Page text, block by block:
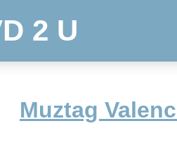
2 U
Muztag